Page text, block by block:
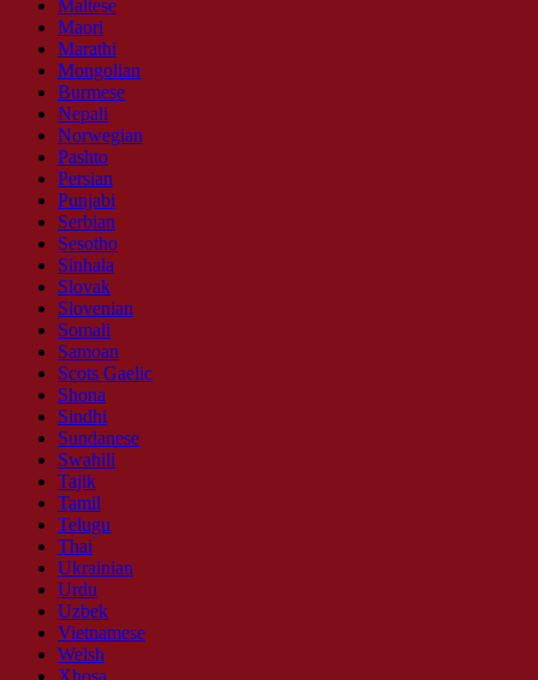
Maltese
Maori
Marathi
Mongolian
Burmese
Nepali
Norwegian
Pashto
Persian
Punjabi
Serbian
Sesotho
Sinhala
Slovak
Slovenian
Somali
Samoan
Scots Gaelic
Shona
Sindhi
Sundanese
Swahili
Tajik
Tamil
Telugu
Thai
Ukrainian
Urdu
Uzbek
Vietnamese
Welsh
Xhosa